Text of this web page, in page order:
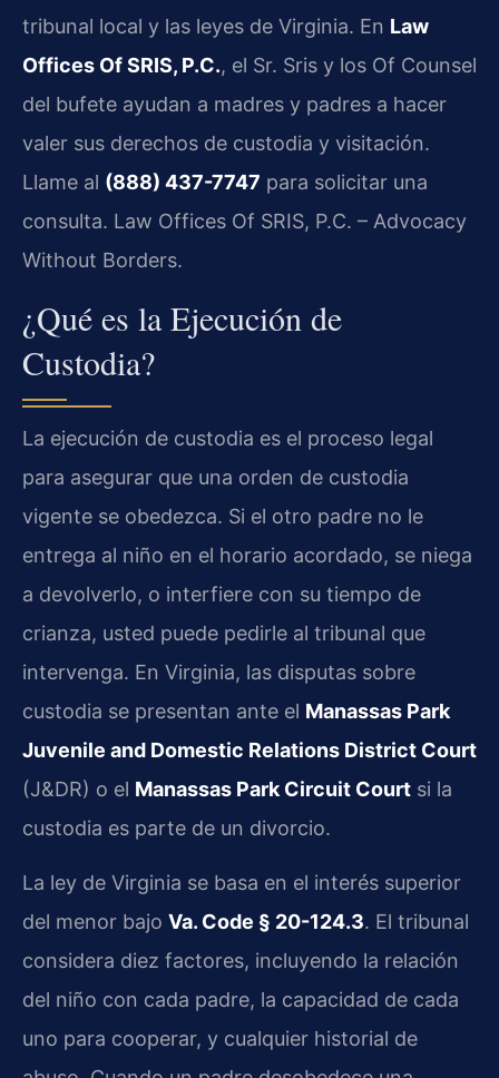
tribunal local y las leyes de Virginia. En Law
Offices Of SRIS, P.C., el Sr. Sris y los Of Counsel
del bufete ayudan a madres y padres a hacer
valer sus derechos de custodia y visitación.
Llame al (888) 437-7747 para solicitar una
consulta. Law Offices Of SRIS, P.C. – Advocacy
Without Borders.
¿Qué es la Ejecución de
Custodia?
La ejecución de custodia es el proceso legal
para asegurar que una orden de custodia
vigente se obedezca. Si el otro padre no le
entrega al niño en el horario acordado, se niega
a devolverlo, o interfiere con su tiempo de
crianza, usted puede pedirle al tribunal que
intervenga. En Virginia, las disputas sobre
custodia se presentan ante el Manassas Park
Juvenile and Domestic Relations District Court
(J&DR) o el Manassas Park Circuit Court si la
custodia es parte de un divorcio.
La ley de Virginia se basa en el interés superior
del menor bajo Va. Code § 20-124.3. El tribunal
considera diez factores, incluyendo la relación
del niño con cada padre, la capacidad de cada
uno para cooperar, y cualquier historial de